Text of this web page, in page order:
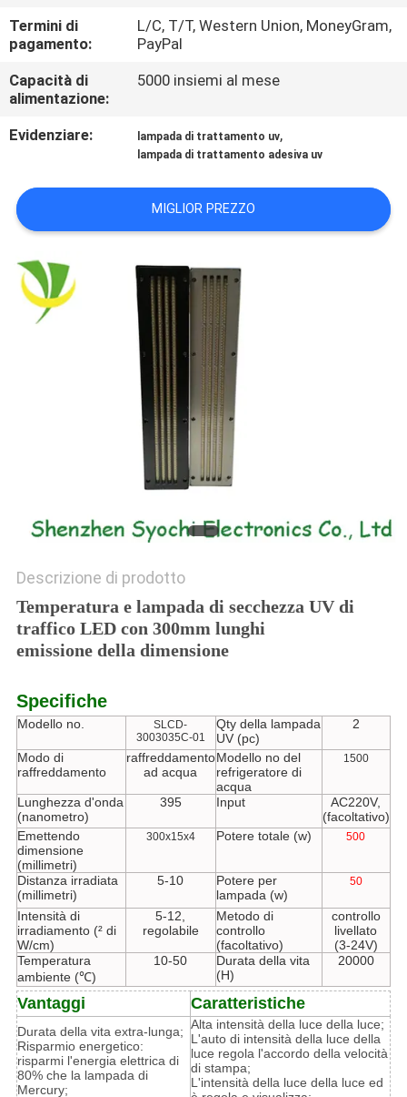
RICHIEDA
CITAZIONE
MAPPA
DEL
SITO
Termini di
pagamento:
L/C, T/T, Western Union, MoneyGram,
PayPal
Capacità di
alimentazione:
5000 insiemi al mese
Evidenziare: lampada di trattamento uv,
lampada di trattamento adesiva uv
MIGLIOR PREZZO
Descrizione di prodotto
Temperatura e lampada di secchezza UV di
traffico LED con 300mm lunghi
emissione della dimensione
Specifiche
Modello no.
SLCD-
3003035C-01
Qty della lampada
UV (pc)
2
Modo di
raffreddamento
raffreddamento
ad acqua
Modello no del
refrigeratore di
acqua
1500
Lunghezza d'onda
(nanometro)
395 Input
AC220V,
(facoltativo)
Emettendo
dimensione
(millimetri)
300x15x4 Potere totale (w) 500
Distanza irradiata
(millimetri)
5-10
Potere per
lampada (w)
50
Intensità di
irradiamento (² di
W/cm)
5-12,
regolabile
Metodo di
controllo
(facoltativo)
controllo
livellato
(3-24V)
Temperatura
ambiente (℃)
10-50
Durata della vita
(H)
20000
Vantaggi Caratteristiche
Durata della vita extra-lunga;
Risparmio energetico:
risparmi l'energia elettrica di
80% che la lampada di
Mercury;
Alta intensità della luce della luce;
L'auto di intensità della luce della
luce regola l'accordo della velocità
di stampa;
L'intensità della luce della luce ed